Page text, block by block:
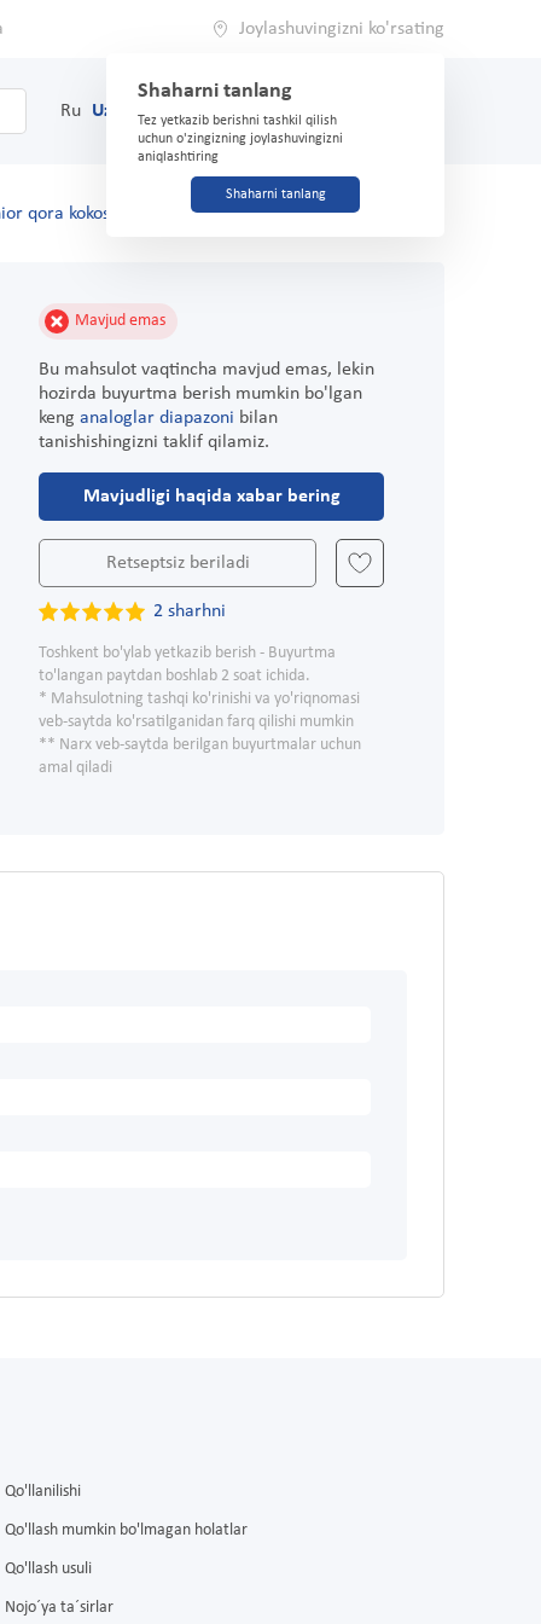
Joylashuvingizni ko'rsating
Shaharni tanlang
Tez yetkazib berishni tashkil qilish
uchun o'zingizning joylashuvingizni
aniqlashtiring
Shaharni tanlang
Ru Uz (71) 200-03-03
qora kokos va vanil 74g
Mavjud emas
Bu mahsulot vaqtincha mavjud emas, lekin
hozirda buyurtma berish mumkin bo'lgan
keng analoglar diapazoni bilan
tanishishingizni taklif qilamiz.
Mavjudligi haqida xabar bering
Retseptsiz beriladi
2 sharhni
Toshkent bo'ylab yetkazib berish - Buyurtma
to'langan paytdan boshlab 2 soat ichida.
* Mahsulotning tashqi ko'rinishi va yo'riqnomasi
veb-saytda ko'rsatilganidan farq qilishi mumkin
** Narx veb-saytda berilgan buyurtmalar uchun
amal qiladi
Qo'llanilishi
Qo'llash mumkin bo'lmagan holatlar
Qo'llash usuli
Nojo´ya ta´sirlar